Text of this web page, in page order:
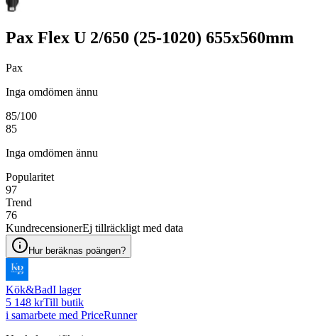
Pax Flex U 2/650 (25-1020) 655x560mm
Pax
Inga omdömen ännu
85/100
85
Inga omdömen ännu
Popularitet
97
Trend
76
KundrecensionerEj tillräckligt med data
Hur beräknas poängen?
Kök&BadI lager
5 148 krTill butik
i samarbete med PriceRunner